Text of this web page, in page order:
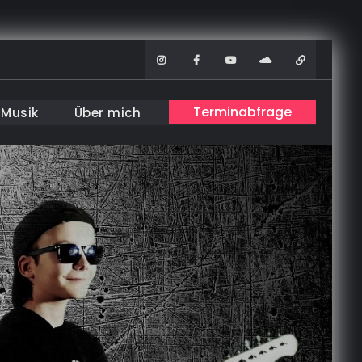
InstagramFacebook
YoutubeSoundcloud
Musik Über mich Terminabfrage